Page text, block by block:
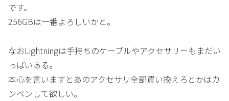
です。
256GBは一番よろしいかと。
なおLightningは手持ちのケーブルやアクセサリーもまだい
っぱいある。
本心を言いますとあのアクセサリ全部買い換えろとかはカ
ンベンして欲しい。